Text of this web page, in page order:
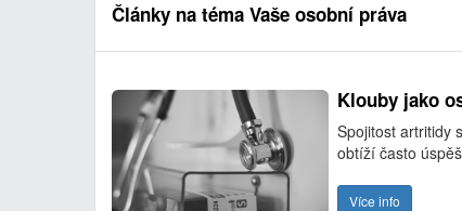
Články na téma Vaše osobní práva
Klouby jako
Spojitost artritidy
obtíží často
Více info